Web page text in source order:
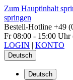
Zum Hauptinhalt
springen
Bestell-Hotline +49
Fr 08:00 - 15:00 Uhr
LOGIN | KONTO
Deutsch
Deutsch